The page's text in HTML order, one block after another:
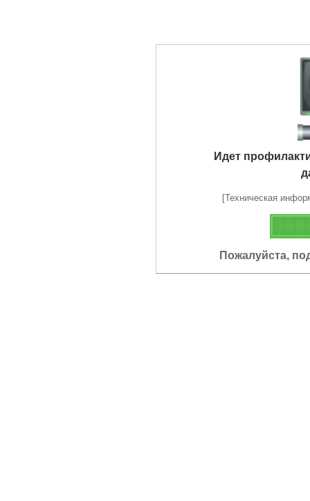
Идет
[Техническая
Пожалуйста,